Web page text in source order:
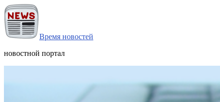
Время новостей
новостной портал